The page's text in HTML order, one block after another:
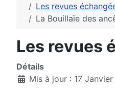
Les revues
La Bouillaïe des
Les revues
Détails
Mis à jour : 17